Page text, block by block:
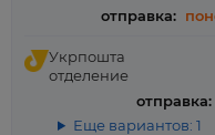
отправка:
Укрпошта
отделение
отправка:
Еще вариантов: 1